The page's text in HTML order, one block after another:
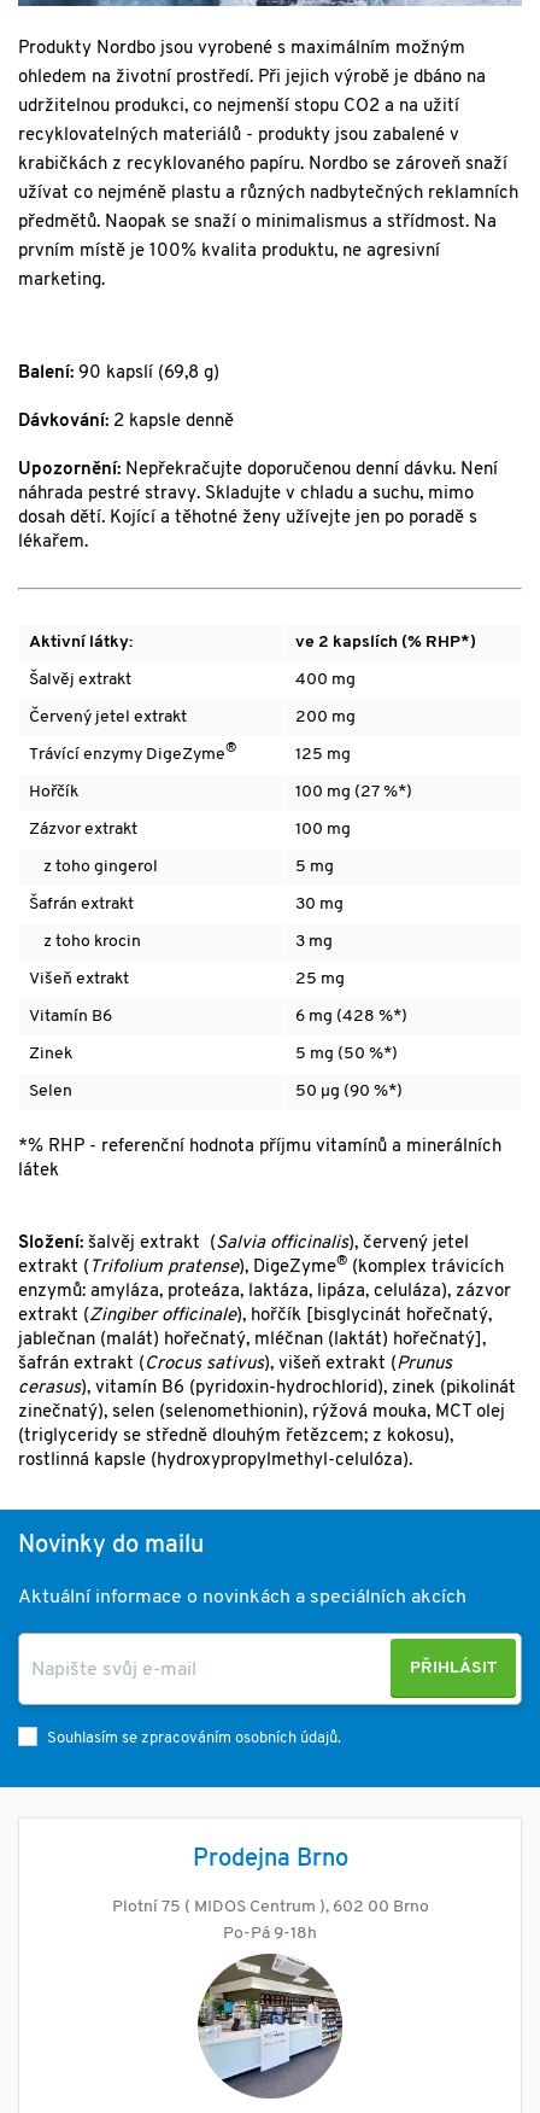
Produkty Nordbo jsou vyrobené s maximálním možným
ohledem na životní prostředí. Při jejich výrobě je dbáno na
udržitelnou produkci, co nejmenší stopu CO2 a na užití
recyklovatelných materiálů - produkty jsou zabalené v
krabičkách z recyklovaného papíru. Nordbo se zároveň snaží
užívat co nejméně plastu a různých nadbytečných reklamních
předmětů. Naopak se snaží o minimalismus a střídmost. Na
prvním místě je 100% kvalita produktu, ne agresivní
marketing.
Balení: 90 kapslí (69,8 g)
Dávkování: 2 kapsle denně
Upozornění: Nepřekračujte doporučenou denní dávku. Není
náhrada pestré stravy. Skladujte v chladu a suchu, mimo
dosah dětí. Kojící a těhotné ženy užívejte jen po poradě s
lékařem.
Aktivní látky: ve 2 kapslích (% RHP*)
Šalvěj extrakt 400 mg
Červený jetel extrakt 200 mg
Trávící enzymy DigeZyme® 125 mg
Hořčík 100 mg (27 %*)
Zázvor extrakt 100 mg
z toho gingerol 5 mg
Šafrán extrakt 30 mg
z toho krocin 3 mg
Višeň extrakt 25 mg
Vitamín B6 6 mg (428 %*)
Zinek 5 mg (50 %*)
Selen 50 µg (90 %*)
*% RHP - referenční hodnota příjmu vitamínů a minerálních
látek
Složení: šalvěj extrakt (Salvia officinalis), červený jetel
extrakt ( Trifolium pratense), DigeZyme® (komplex trávicích
enzymů: amyláza, proteáza, laktáza, lipáza, celuláza), zázvor
extrakt (Zingiber officinale), hořčík [bisglycinát hořečnatý,
jablečnan (malát) hořečnatý, mléčnan (laktát) hořečnatý],
šafrán extrakt ( Crocus sativus), višeň extrakt (Prunus
cerasus), vitamín B6 (pyridoxin-hydrochlorid), zinek (pikolinát
zinečnatý), selen (selenomethionin), rýžová mouka, MCT olej
(triglyceridy se středně dlouhým řetězcem; z kokosu),
rostlinná kapsle (hydroxypropylmethyl-celulóza).
Novinky do mailu
Aktuální informace o novinkách a speciálních akcích
PŘIHLÁSIT
Souhlasím se zpracováním osobních údajů.
Prodejna Brno
Plotní 75 ( MIDOS Centrum ), 602 00 Brno
Po-Pá 9-18h